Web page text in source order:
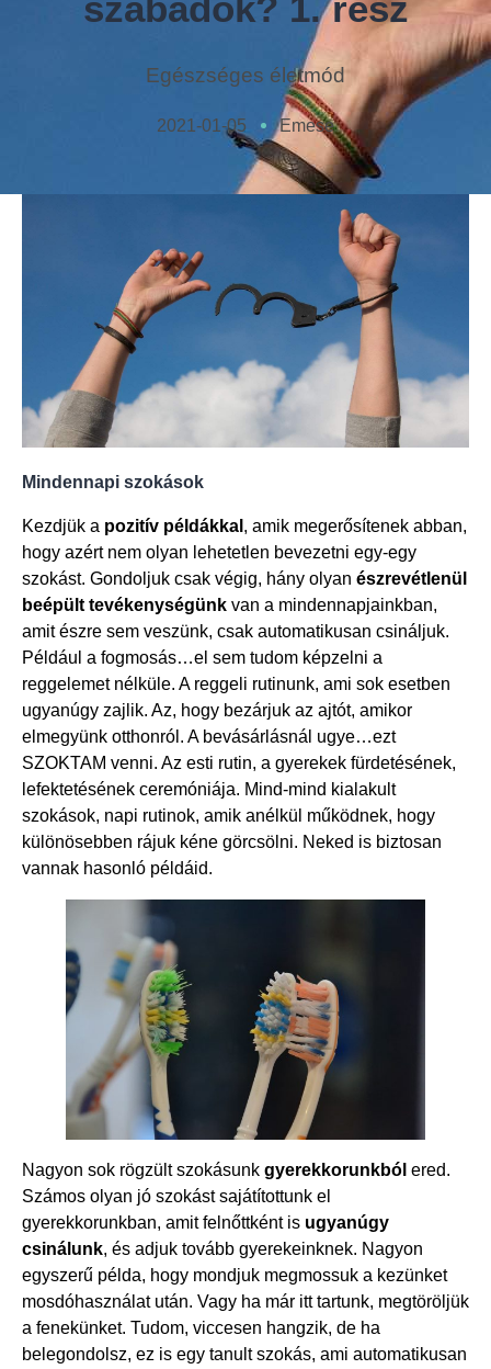
Egészséges életmód
2021-01-05 Emese
Mindennapi szokások
Kezdjük a pozitív példákkal , amik megerősítenek abban,
hogy azért nem olyan lehetetlen bevezetni egy-egy
szokást. Gondoljuk csak végig, hány olyan észrevétlenül
beépült tevékenységünk van a mindennapjainkban,
amit észre sem veszünk, csak automatikusan csináljuk.
Például a fogmosás…el sem tudom képzelni a
reggelemet nélküle. A reggeli rutinunk, ami sok esetben
ugyanúgy zajlik. Az, hogy bezárjuk az ajtót, amikor
elmegyünk otthonról. A bevásárlásnál ugye…ezt
SZOKTAM venni. Az esti rutin, a gyerekek fürdetésének,
lefektetésének ceremóniája. Mind-mind kialakult
szokások, napi rutinok, amik anélkül működnek, hogy
különösebben rájuk kéne görcsölni. Neked is biztosan
vannak hasonló példáid.
Nagyon sok rögzült szokásunk gyerekkorunkból ered.
Számos olyan jó szokást sajátítottunk el
gyerekkorunkban, amit felnőttként is ugyanúgy
csinálunk, és adjuk tovább gyerekeinknek. Nagyon
egyszerű példa, hogy mondjuk megmossuk a kezünket
mosdóhasználat után. Vagy ha már itt tartunk, megtöröljük
a fenekünket. Tudom, viccesen hangzik, de ha
belegondolsz, ez is egy tanult szokás, ami automatikusan